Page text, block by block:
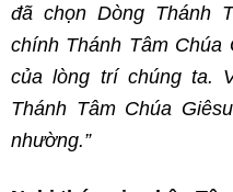
đã chọn Dòng Thánh
chính Thánh Tâm
của lòng trí chúng ta.
Thánh Tâm Chúa
nhường.”